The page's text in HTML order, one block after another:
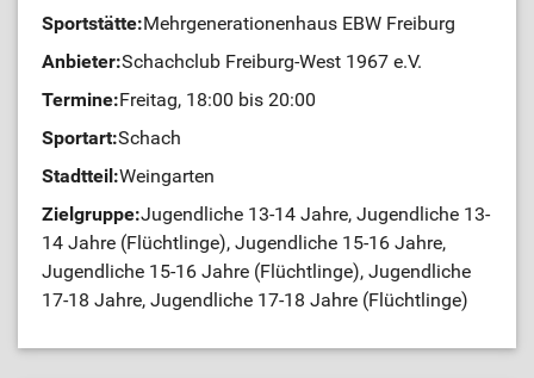
Sportstätte:Mehrgenerationenhaus EBW Freiburg
Anbieter:Schachclub Freiburg-West 1967 e.V.
Termine:Freitag, 18:00 bis 20:00
Sportart:Schach
Stadtteil:Weingarten
Zielgruppe:Jugendliche 13-14 Jahre, Jugendliche 13-
14 Jahre (Flüchtlinge), Jugendliche 15-16 Jahre,
Jugendliche 15-16 Jahre (Flüchtlinge), Jugendliche
17-18 Jahre, Jugendliche 17-18 Jahre (Flüchtlinge)